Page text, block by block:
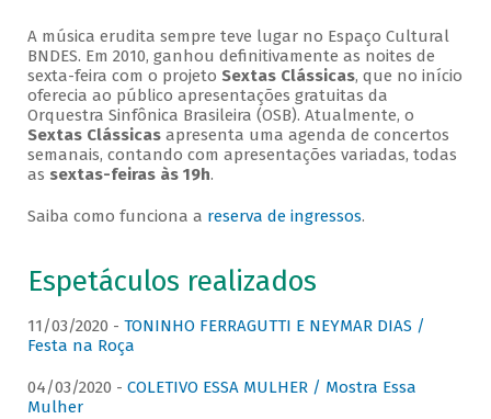
A música erudita sempre teve lugar no Espaço Cultural
BNDES. Em 2010, ganhou definitivamente as noites de
sexta-feira com o projeto Sextas Clássicas, que no início
oferecia ao público apresentações gratuitas da
Orquestra Sinfônica Brasileira (OSB). Atualmente, o
Sextas Clássicasapresenta uma agenda de concertos
semanais, contando com apresentações variadas, todas
as sextas-feiras às 19h.
Saiba como funciona a reserva de ingressos.
Espetáculos realizados
11/03/2020 - TONINHO FERRAGUTTI E NEYMAR DIAS /
Festa na Roça
04/03/2020 - COLETIVO ESSA MULHER / Mostra Essa
Mulher